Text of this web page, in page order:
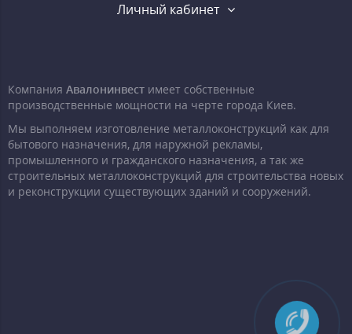
Личный кабинет
Компания Авалонинвест имеет собственные
производственные мощности на черте города Киев.
Мы выполняем изготовление металлоконструкций как для
бытового назначения, для наружной рекламы,
промышленного и гражданского назначения, а так же
строительных металлоконструкций для строительства новых
и реконструкции существующих зданий и сооружений.